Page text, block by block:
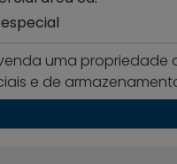
uma propriedade
e de